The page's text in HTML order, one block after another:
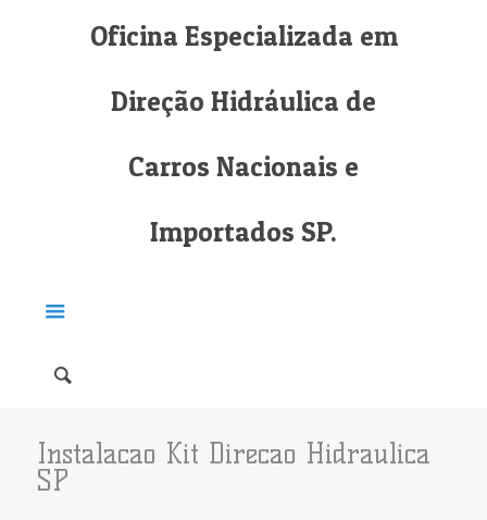
Oficina Especializada em
Direção Hidráulica de
Carros Nacionais e
Importados SP.
Instalacao Kit Direcao Hidraulica
SP